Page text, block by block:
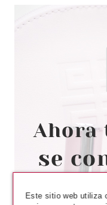
-
Este sitio web utiliza